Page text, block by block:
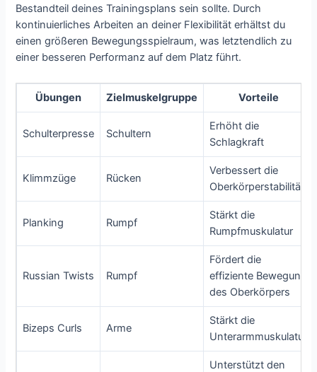
Bestandteil deines Trainingsplans sein sollte. Durch
kontinuierliches Arbeiten an deiner Flexibilität erhältst du
einen größeren Bewegungsspielraum, was letztendlich zu
einer besseren Performanz auf dem Platz führt.
Übungen Zielmuskelgruppe Vorteile
Schulterpresse Schultern
Erhöht die
Schlagkraft
Klimmzüge Rücken
Verbessert die
Oberkörperstabilität
Planking Rumpf
Stärkt die
Rumpfmuskulatur
Russian Twists Rumpf
Fördert die
effiziente Bewegung
des Oberkörpers
Bizeps Curls Arme
Stärkt die
Unterarmmuskulatur
Unterstützt den